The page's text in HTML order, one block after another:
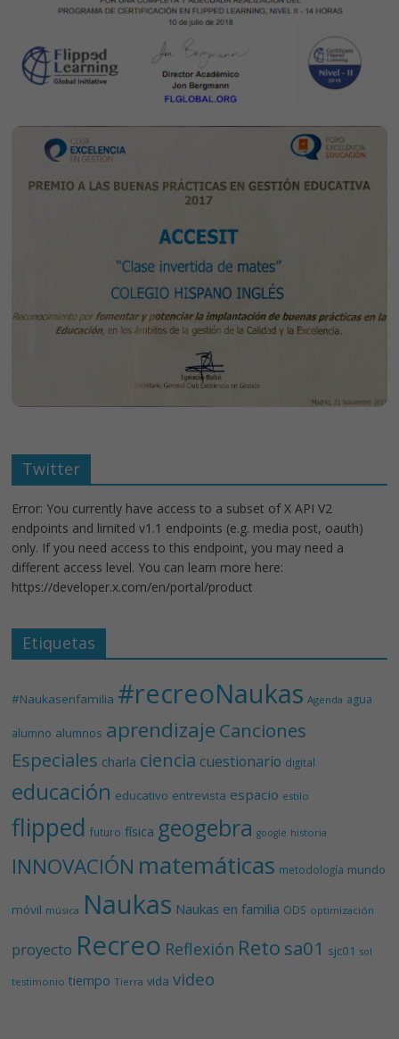
Twitter
Error: You currently have access to a subset of X API V2
endpoints and limited v1.1 endpoints (e.g. media post, oauth)
only. If you need access to this endpoint, you may need a
different access level. You can learn more here:
https://developer.x.com/en/portal/product
Etiquetas
#Naukasenfamilia #recreoNaukas Agenda agua
alumno alumnos aprendizaje Canciones
Especiales charla ciencia cuestionario digital
educación educativo entrevista espacio estilo
flipped futuro física geogebra google historia
INNOVACIÓN matemáticas metodología mundo
móvil música Naukas Naukas en familia ODS optimización
proyecto Recreo Reflexión Reto sa01 sjc01 sol
testimonio tiempo Tierra vida video